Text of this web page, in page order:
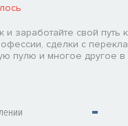
и заработайте свой путь
сделки с
пулю и многое другое в